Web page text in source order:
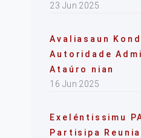
23 Jun 2025
Avaliasaun
Autoridade
Ataúro nian
16 Jun 2025
Exeléntissimu
Partisipa